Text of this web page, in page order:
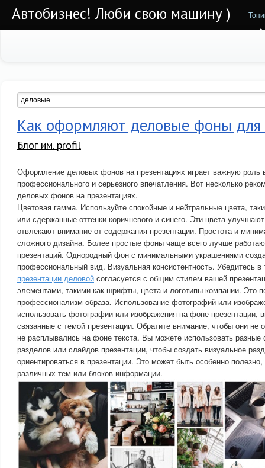
Автобизнес! Люби свою машину )
Как оформляют деловые фоны для
Блог им. profil
Оформление деловых фонов на презентациях играет важную роль
профессионального и серьезного впечатления. Вот несколько
деловых фонов на презентациях.
Цветовая гамма. Используйте спокойные и нейтральные цвета,
или сдержанные оттенки коричневого и синего. Эти цвета
отвлекают внимание от содержания презентации. Простота и
сложного дизайна. Более простые фоны чаще всего лучше
презентаций. Однородный фон с минимальными украшениями
профессиональный вид. Визуальная консистентность. Убедитесь
презентации деловой согласуется с общим стилем вашей
элементами, такими как шрифты, цвета и логотипы компании. Это
профессионализм образа. Использование фотографий или
использовать фотографии или изображения на фоне презентации,
связанные с темой презентации. Обратите внимание, чтобы они не
не расплывались на фоне текста. Вы можете использовать
разделов или слайдов презентации, чтобы создать визуальное
ориентироваться в презентации. Это может быть особенно
различных тем или блоков информации.